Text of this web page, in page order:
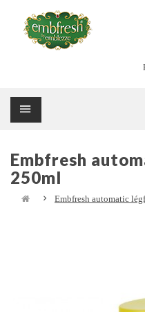
Embfresh
250ml
Embfresh automatic